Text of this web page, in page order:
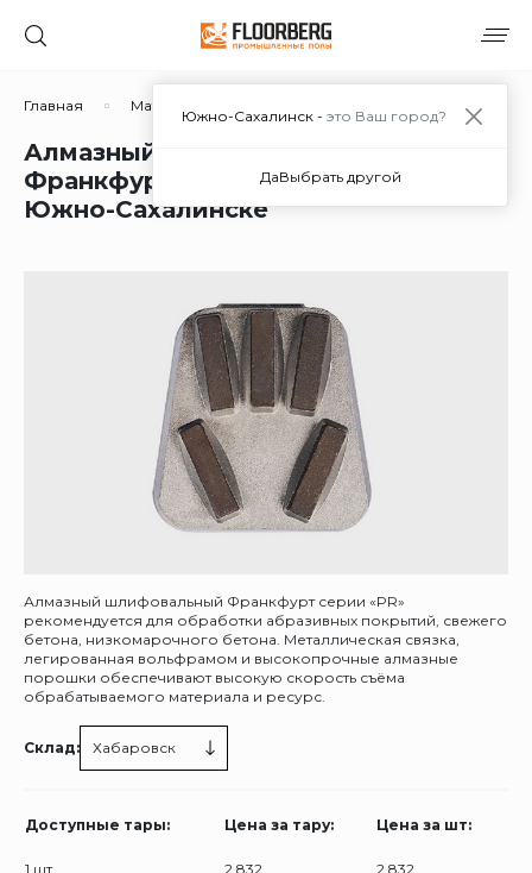
Главная Материалы Дополнительные материалы
Алмазный шлифовальный
Франкфурт PR0 800/500 Ф6М в
Южно-Сахалинске
Алмазный шлифовальный Франкфурт серии «PR»
рекомендуется для обработки абразивных покрытий, свежего
бетона, низкомарочного бетона. Металлическая связка,
легированная вольфрамом и высокопрочные алмазные
порошки обеспечивают высокую скорость съёма
обрабатываемого материала и ресурс.
Склад: Хабаровск
Доступные тары: Цена за тару: Цена за шт:
1 шт 2 832 2 832
Южно-Сахалинск - это Ваш город?
ДаВыбрать другой